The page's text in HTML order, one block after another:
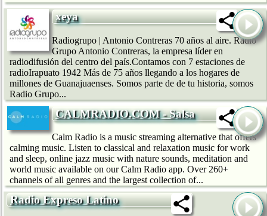
xeya
Radiogrupo | Antonio Contreras 70 años al aire. Radio
Grupo Antonio Contreras, la empresa líder en
radiodifusión del centro del país.Contamos con 7 estaciones de
radioIrapuato 1942 Más de 75 años llegando a los hogares de
millones de Guanajuaenses. Somos parte de de tu historia, somos
Radio Grupo...
CALMRADIO.COM - Salsa
Calm Radio is a music streaming alternative that offers
calming music. Listen to classical and relaxation music for work
and sleep, online jazz music with nature sounds, meditation and
world music available on our Calm Radio app. Over 260+
channels of all genres and the largest collection of...
Radio Expreso Latino